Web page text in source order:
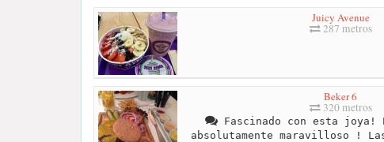
Juicy Avenue
287 metros
Beker 6
320 metros
Fascinado con esta joya!
absolutamente maravilloso !